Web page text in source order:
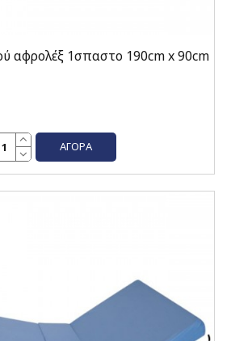
αφρολέξ 1σπαστο 190cm x 90cm
ΑΓΟΡΆ